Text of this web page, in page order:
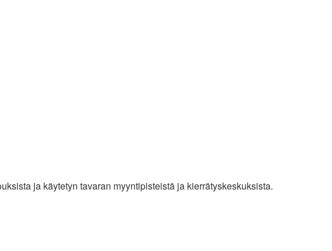
ja käytetyn tavaran myyntipisteistä ja kierrätyskeskuksista.